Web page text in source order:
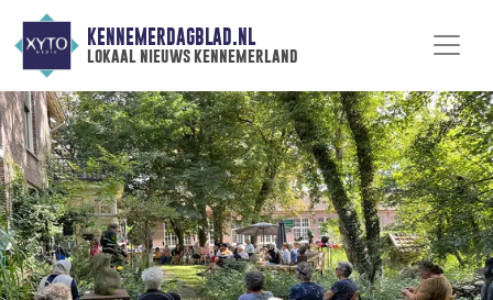
KENNEMERDAGBLAD.NL
lokaal nieuws kennemerland